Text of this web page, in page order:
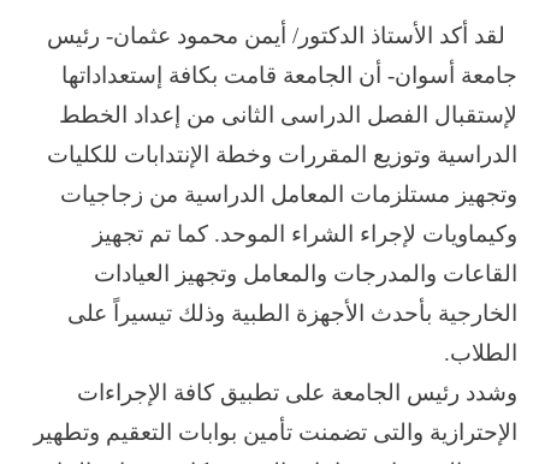
لقد أكد الأستاذ الدكتور/ أيمن محمود عثمان- رئيس
جامعة أسوان- أن الجامعة قامت بكافة إستعداداتها
لإستقبال الفصل الدراسى الثانى من إعداد الخطط
الدراسية وتوزيع المقررات وخطة الإنتدابات للكليات
وتجهيز مستلزمات المعامل الدراسية من زجاجيات
وكيماويات لإجراء الشراء الموحد. كما تم تجهيز
القاعات والمدرجات والمعامل وتجهيز العيادات
الخارجية بأحدث الأجهزة الطبية وذلك تيسيراً على
الطلاب.
وشدد رئيس الجامعة على تطبيق كافة الإجراءات
الإحترازية والتى تضمنت تأمين بوابات التعقيم وتطهير